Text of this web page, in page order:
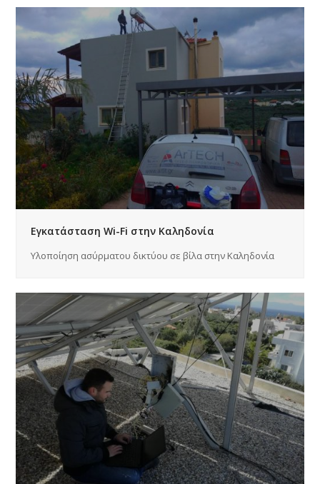
Εγκατάσταση Wi-Fi στην Καληδονία
Υλοποίηση ασύρματου δικτύου σε βίλα στην Καληδονία